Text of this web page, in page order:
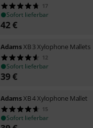
17
Sofort lieferbar
42€
AdamsXB 3 Xylophone Mallets
12
Sofort lieferbar
39€
AdamsXB 4 Xylophone Mallet
15
Sofort lieferbar